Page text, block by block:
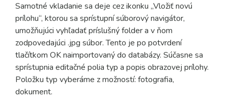
Samotné vkladanie sa deje cez ikonku „Vložiť novú
prílohu“, ktorou sa sprístupní súborový navigátor,
umožňujúci vyhľadať príslušný folder a v ňom
zodpovedajúci .jpg súbor. Tento je po potvrdení
tlačítkom OK naimportovaný do databázy. Súčasne sa
sprístupnia editačné polia typ a popis obrazovej prílohy.
Položku typ vyberáme z možností: fotografia,
dokument.